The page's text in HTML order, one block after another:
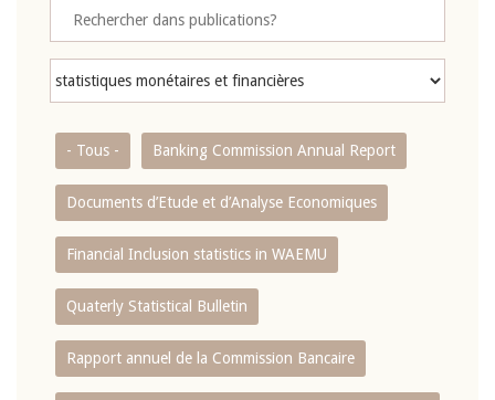
- Tous - Banking Commission Annual Report
Documents d’Etude et d’Analyse Economiques
Financial Inclusion statistics in WAEMU
Quaterly Statistical Bulletin
Rapport annuel de la Commission Bancaire